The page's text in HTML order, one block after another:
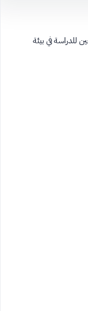
للدراسة في بيئة